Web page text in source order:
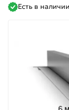
Есть в наличии